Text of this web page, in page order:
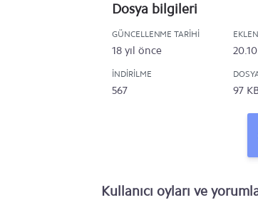
Dosya bilgileri
GÜNCELLENME TARIHI
18 yıl önce
İNDIRILME
567 97
Kullanıcı oyları ve